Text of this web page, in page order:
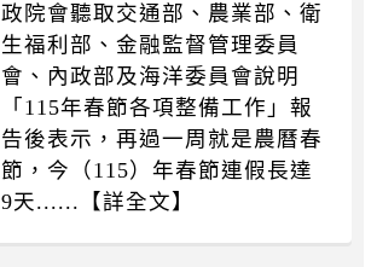
政院會聽取交通部、農業部、衛
生福利部、金融監督管理委員
會、內政部及海洋委員會說明
「115年春節各項整備工作」報
告後表示，再過一周就是農曆春
節，今（115）年春節連假長達
9天......【詳全文】